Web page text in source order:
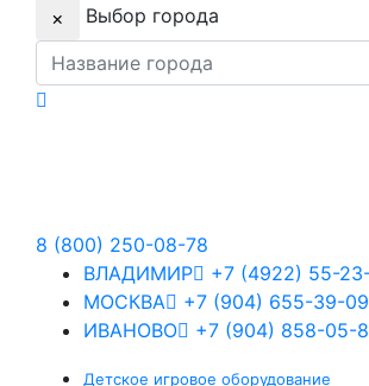
× Выбор города
8 (800) 250-08-78
ВЛАДИМИР
+7 (4922) 55-
МОСКВА
+7 (904) 655-39-09
ИВАНОВО
+7 (904) 858-05-
Детское игровое оборудование